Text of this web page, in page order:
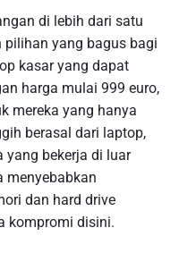
di lebih dari satu
pilihan yang bagus bagi
kasar yang dapat
harga mulai 999 euro,
mereka yang hanya
berasal dari laptop,
yang bekerja di luar
menyebabkan
dan hard drive
kompromi disini.